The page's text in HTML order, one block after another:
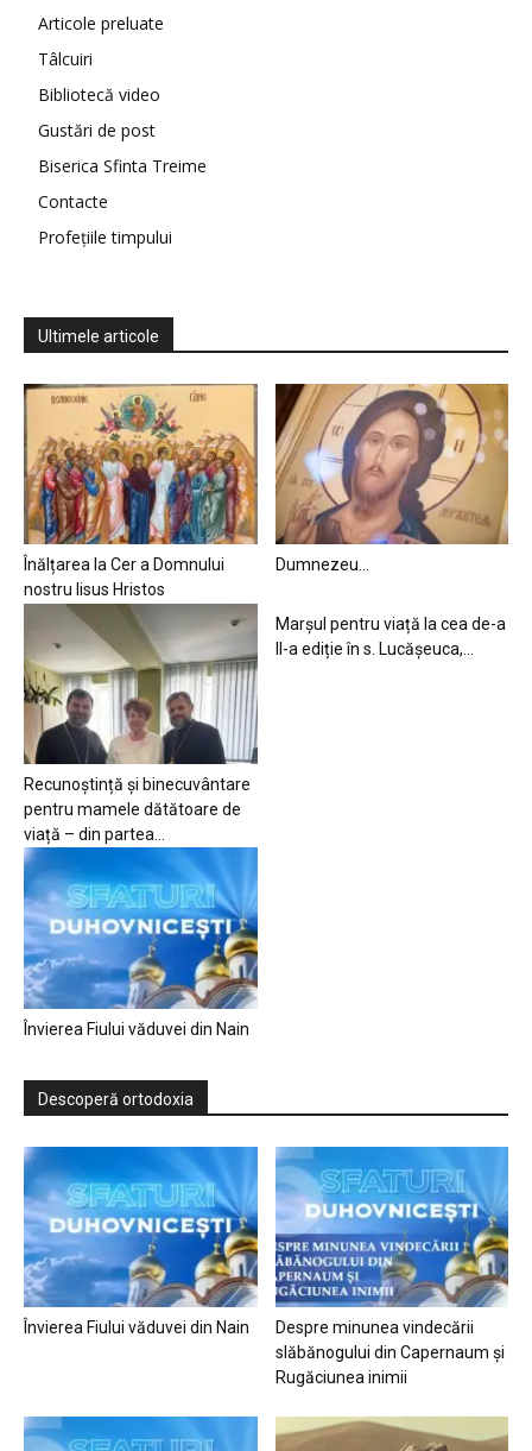
Articole preluate
Tâlcuiri
Bibliotecă video
Gustări de post
Biserica Sfinta Treime
Contacte
Profețiile timpului
Ultimele articole
Înălțarea la Cer a Domnului
nostru Iisus Hristos
Dumnezeu…
Recunoștință și binecuvântare
pentru mamele dătătoare de
viață – din partea...
Marșul pentru viață la cea de-a
II-a ediție în s. Lucășeuca,...
Învierea Fiului văduvei din Nain
Descoperă ortodoxia
Învierea Fiului văduvei din Nain
Despre minunea vindecării
slăbănogului din Capernaum și
Rugăciunea inimii